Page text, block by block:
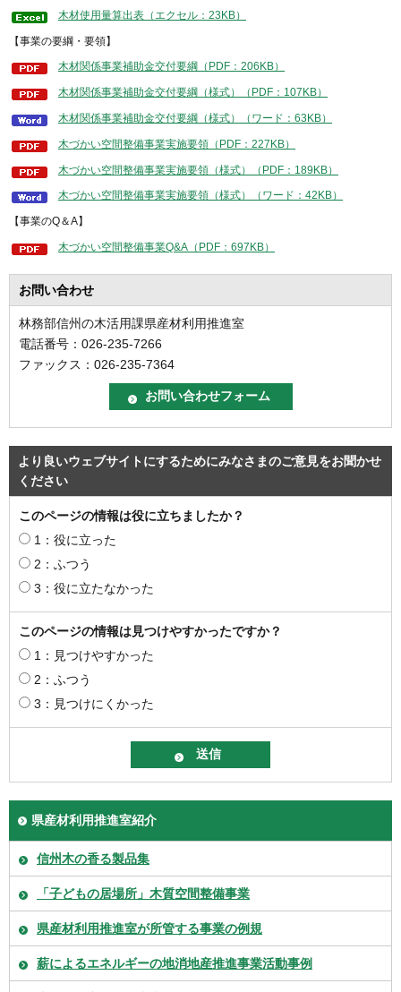
木材使用量算出表（エクセル：23KB）
【事業の要綱・要領】
木材関係事業補助金交付要綱（PDF：206KB）
木材関係事業補助金交付要綱（様式）（PDF：107KB）
木材関係事業補助金交付要綱（様式）（ワード：63KB）
木づかい空間整備事業実施要領（PDF：227KB）
木づかい空間整備事業実施要領（様式）（PDF：189KB）
木づかい空間整備事業実施要領（様式）（ワード：42KB）
【事業のQ＆A】
木づかい空間整備事業Q&A（PDF：697KB）
お問い合わせ
林務部信州の木活用課県産材利用推進室
電話番号：026-235-7266
ファックス：026-235-7364
より良いウェブサイトにするためにみなさまのご意見をお聞かせ
ください
このページの情報は役に立ちましたか？
1：役に立った
2：ふつう
3：役に立たなかった
このページの情報は見つけやすかったですか？
1：見つけやすかった
2：ふつう
3：見つけにくかった
県産材利用推進室紹介
信州木の香る製品集
「子どもの居場所」木質空間整備事業
県産材利用推進室が所管する事業の例規
薪によるエネルギーの地消地産推進事業活動事例